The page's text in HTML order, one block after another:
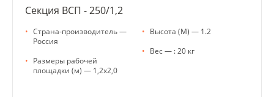
Секция ВСП - 250/1,2
• Страна-производитель —
Россия
• Размеры рабочей
площадки (м) — 1,2х2,0
• Высота (М) — 1.2
• Вес — : 20 кг